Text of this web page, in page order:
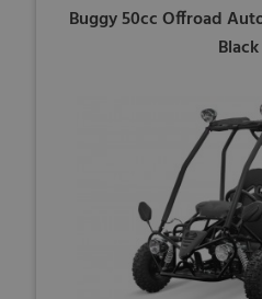
Buggy 50cc Offroad
Black